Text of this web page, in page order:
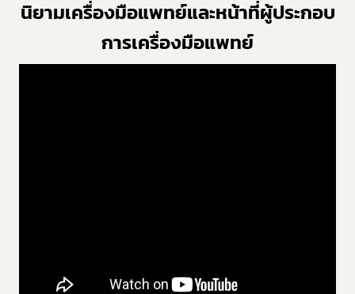
นิยามเครื่องมือแพทย์และหน้าที่ผู้ประกอบ
การเครื่องมือแพทย์